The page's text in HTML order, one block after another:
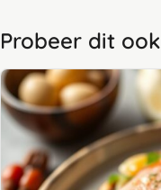
Probeer dit ook